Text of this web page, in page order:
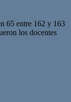
65 entre 162 y 163
los docentes